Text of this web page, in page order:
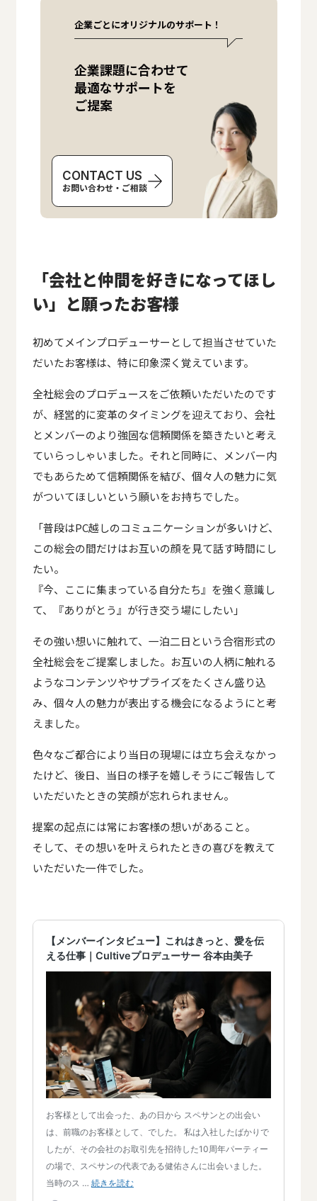
企業ごとにオリジナルのサポート！
企業課題に合わせて
最適なサポートを
ご提案
CONTACT US
お問い合わせ・ご相談
「会社と仲間を好きになってほし
い」と願ったお客様
初めてメインプロデューサーとして担当させていた
だいたお客様は、特に印象深く覚えています。
全社総会のプロデュースをご依頼いただいたのです
が、経営的に変革のタイミングを迎えており、会社
とメンバーのより強固な信頼関係を築きたいと考え
ていらっしゃいました。それと同時に、メンバー内
でもあらためて信頼関係を結び、個々人の魅力に気
がついてほしいという願いをお持ちでした。
「普段はPC越しのコミュニケーションが多いけど、
この総会の間だけはお互いの顔を見て話す時間にし
たい。
『今、ここに集まっている自分たち』を強く意識し
て、『ありがとう』が行き交う場にしたい」
その強い想いに触れて、一泊二日という合宿形式の
全社総会をご提案しました。お互いの人柄に触れる
ようなコンテンツやサプライズをたくさん盛り込
み、個々人の魅力が表出する機会になるようにと考
えました。
色々なご都合により当日の現場には立ち会えなかっ
たけど、後日、当日の様子を嬉しそうにご報告して
いただいたときの笑顔が忘れられません。
提案の起点には常にお客様の想いがあること。
そして、その想いを叶えられたときの喜びを教えて
いただいた一件でした。